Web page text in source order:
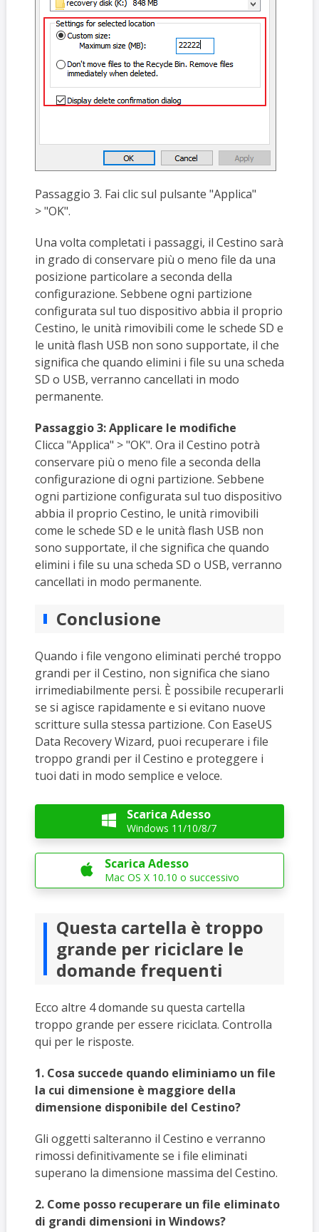
Passaggio 3. Fai clic sul pulsante "Applica"
> "OK".
Una volta completati i passaggi, il Cestino sarà
in grado di conservare più o meno file da una
posizione particolare a seconda della
configurazione. Sebbene ogni partizione
configurata sul tuo dispositivo abbia il proprio
Cestino, le unità rimovibili come le schede SD e
le unità flash USB non sono supportate, il che
significa che quando elimini i file su una scheda
SD o USB, verranno cancellati in modo
permanente.
Passaggio 3: Applicare le modifiche
Clicca "Applica" > "OK". Ora il Cestino potrà
conservare più o meno file a seconda della
configurazione di ogni partizione. Sebbene
ogni partizione configurata sul tuo dispositivo
abbia il proprio Cestino, le unità rimovibili
come le schede SD e le unità flash USB non
sono supportate, il che significa che quando
elimini i file su una scheda SD o USB, verranno
cancellati in modo permanente.
Conclusione
Quando i file vengono eliminati perché troppo
grandi per il Cestino, non significa che siano
irrimediabilmente persi. È possibile recuperarli
se si agisce rapidamente e si evitano nuove
scritture sulla stessa partizione. Con EaseUS
Data Recovery Wizard, puoi recuperare i file
troppo grandi per il Cestino e proteggere i
tuoi dati in modo semplice e veloce.
 Scarica Adesso
Windows 11/10/8/7
 Scarica Adesso
Mac OS X 10.10 o successivo
Questa cartella è troppo
grande per riciclare le
domande frequenti
Ecco altre 4 domande su questa cartella
troppo grande per essere riciclata. Controlla
qui per le risposte.
1. Cosa succede quando eliminiamo un file
la cui dimensione è maggiore della
dimensione disponibile del Cestino?
Gli oggetti salteranno il Cestino e verranno
rimossi definitivamente se i file eliminati
superano la dimensione massima del Cestino.
2. Come posso recuperare un file eliminato
di grandi dimensioni in Windows?